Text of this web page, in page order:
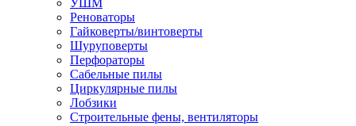
Реноваторы
Гайковерты/винтоверты
Шуруповерты
Перфораторы
Сабельные пилы
Циркулярные пилы
Лобзики
Строительные фены, вентиляторы